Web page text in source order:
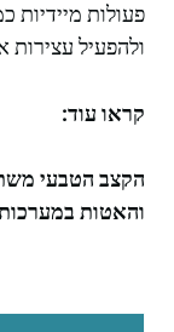
פעולות מיידיות
ולהפעיל עצירות
קראו עוד:
הקצב הטבעי
והאטות במערכות